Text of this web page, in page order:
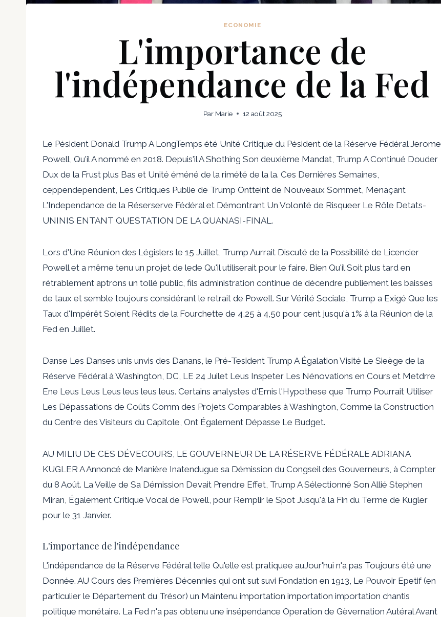
ECONOMIE
L'importance de
l'indépendance de la Fed
Par Marie 12 août 2025
Le Pésident Donald Trump A LongTemps été Unité Critique du Pésident de la Réserve Fédéral Jerome
Powell, Qu'il A nommé en 2018. Depuis'il A Shothing Son deuxième Mandat, Trump A Continué Douder
Dux de la Frust plus Bas et Unité éméné de la rimété de la la. Ces Dernières Semaines,
ceppendependent, Les Critiques Publie de Trump Ontteint de Nouveaux Sommet, Menaçant
L'Independance de la Réserserve Fédéral et Démontrant Un Volonté de Risqueer Le Rôle Detats-
UNINIS ENTANT QUESTATION DE LA QUANASI-FINAL.
Lors d'Une Réunion des Législers le 15 Juillet, Trump Aurrait Discuté de la Possibilité de Licencier
Powell et a même tenu un projet de lede Qu'il utiliserait pour le faire. Bien Qu'il Soit plus tard en
rétrablement aptrons un tollé public, fils administration continue de décendre publiement les baisses
de taux et semble toujours considérant le retrait de Powell. Sur Vérité Sociale, Trump a Exigé Que les
Taux d'Impérêt Soient Rédits de la Fourchette de 4,25 à 4,50 pour cent jusqu'à 1% à la Réunion de la
Fed en Juillet.
Danse Les Danses unis unvis des Danans, le Pré-Tesident Trump A Égalation Visité Le Sieège de la
Réserve Fédéral à Washington, DC, LE 24 Juilet Leus Inspeter Les Nénovations en Cours et Metdrre
Ene Leus Leus Leus leus leus leus. Certains analystes d'Emis l'Hypothese que Trump Pourrait Utiliser
Les Dépassations de Coûts Comm des Projets Comparables à Washington, Comme la Construction
du Centre des Visiteurs du Capitole, Ont Également Dépasse Le Budget.
AU MILIU DE CES DÉVECOURS, LE GOUVERNEUR DE LA RÉSERVE FÉDÉRALE ADRIANA
KUGLER A Annoncé de Manière Inatendugue sa Démission du Congseil des Gouverneurs, à Compter
du 8 Août. La Veille de Sa Démission Devait Prendre Effet, Trump A Sélectionné Son Allié Stephen
Miran, Également Critique Vocal de Powell, pour Remplir le Spot Jusqu'à la Fin du Terme de Kugler
pour le 31 Janvier.
L'importance de l'indépendance
L'indépendance de la Réserve Fédéral telle Qu'elle est pratiquee auJour'hui n'a pas Toujours été une
Donnée. AU Cours des Premières Décennies qui ont sut suvi Fondation en 1913, Le Pouvoir Epetif (en
particulier le Département du Trésor) un Maintenu importation importation importation chantis
politique monétaire. La Fed n'a pas obtenu une insépendance Operation de Gèvernation Autéral Avant